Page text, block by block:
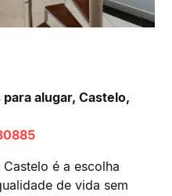
alugar, Castelo,
é a escolha
de vida sem